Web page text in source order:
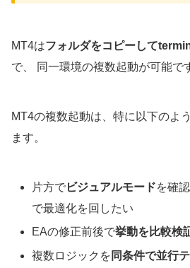
MT4はフォルダをコピーして
で、 同一環境の複数起動が可能で
MT4の複数起動は、特に以下のよ
ます。
片方でビジュアルモードを確
で最適化を回したい
EAの修正前後で挙動を比較検
複数ロジックを 同条件で並行